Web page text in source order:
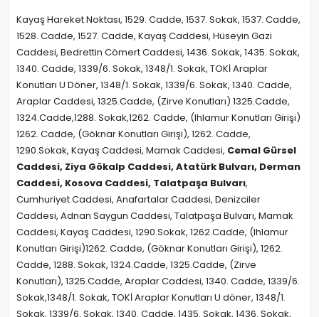
Kayaş Hareket Noktası, 1529. Cadde, 1537. Sokak, 1537. Cadde,
1528. Cadde, 1527. Cadde, Kayaş Caddesi, Hüseyin Gazi
Caddesi, Bedrettin Cömert Caddesi, 1436. Sokak, 1435. Sokak,
1340. Cadde, 1339/6. Sokak, 1348/1. Sokak, TOKİ Araplar
Konutları U Döner, 1348/1. Sokak, 1339/6. Sokak, 1340. Cadde,
Araplar Caddesi, 1325.Cadde, (Zirve Konutları) 1325.Cadde,
1324.Cadde,1288. Sokak,1262. Cadde, (Ihlamur Konutları Girişi)
1262. Cadde, (Göknar Konutları Girişi), 1262. Cadde,
1290.Sokak, Kayaş Caddesi, Mamak Caddesi, Cemal Gürsel
Caddesi, Ziya Gökalp Caddesi, Atatürk Bulvarı, Derman
Caddesi, Kosova Caddesi, Talatpaşa Bulvarı,
Cumhuriyet Caddesi, Anafartalar Caddesi, Denizciler
Caddesi, Adnan Saygun Caddesi, Talatpaşa Bulvarı, Mamak
Caddesi, Kayaş Caddesi, 1290.Sokak, 1262.Cadde, (Ihlamur
Konutları Girişi)1262. Cadde, (Göknar Konutları Girişi), 1262.
Cadde, 1288. Sokak, 1324.Cadde, 1325.Cadde, (Zirve
Konutları), 1325.Cadde, Araplar Caddesi, 1340. Cadde, 1339/6.
Sokak,1348/1. Sokak, TOKİ Araplar Konutları U döner, 1348/1.
Sokak, 1339/6. Sokak, 1340. Cadde, 1435. Sokak, 1436. Sokak,